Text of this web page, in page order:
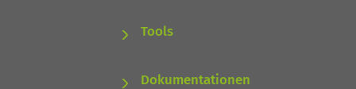
Tools
Dokumentationen